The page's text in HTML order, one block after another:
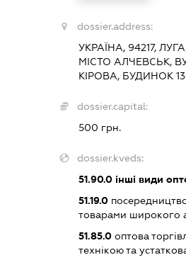
dossier.address:
УКРАЇНА, 94217,
МІСТО АЛЧЕВСЬК,
КІРОВА, БУДИНОК
dossier.capital:
500 грн.
dossier.kveds:
51.90.0інші види
51.19.0посередництво
товарами широкого
51.85.0оптова
технікою та